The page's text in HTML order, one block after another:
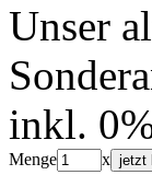
Unser
inkl.
Menge x jetzt